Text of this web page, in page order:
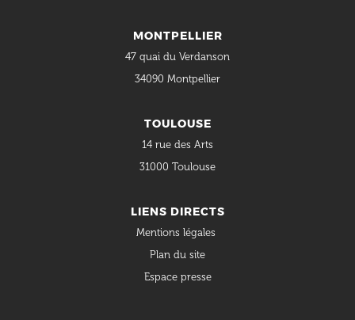
MONTPELLIER
47 quai du Verdanson
34090 Montpellier
TOULOUSE
14 rue des Arts
31000 Toulouse
LIENS DIRECTS
Mentions légales
Plan du site
Espace presse